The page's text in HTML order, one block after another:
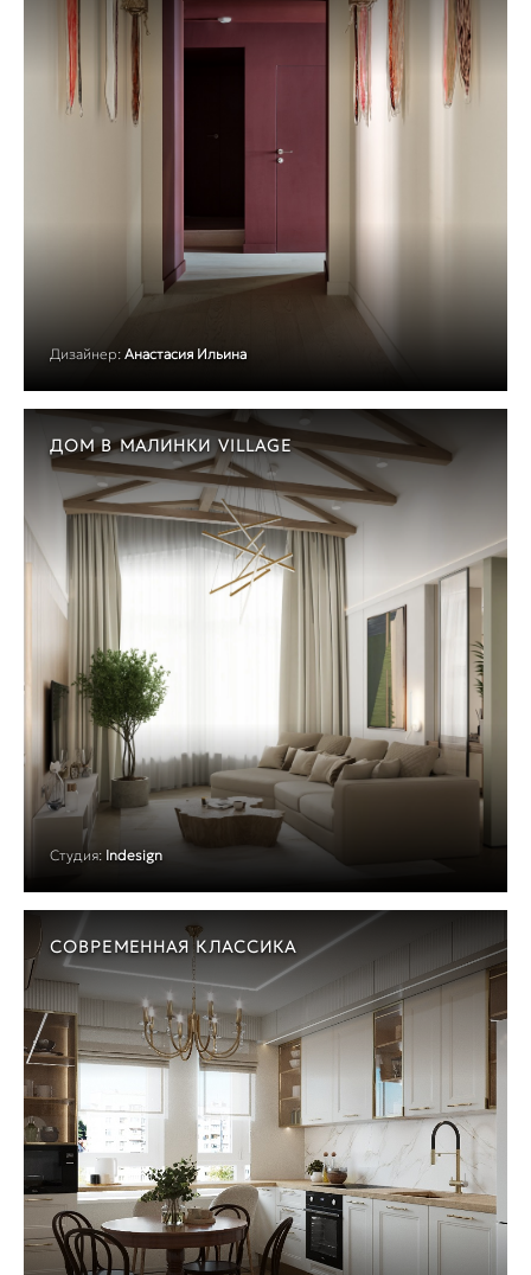
Дизайнер: Анастасия Ильина
ДОМ В МАЛИНКИ VILLAGE
Студия: Indesign
СОВРЕМЕННАЯ КЛАССИКА